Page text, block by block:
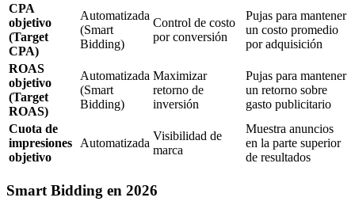
CPA
objetivo
(Target
CPA)
Automatizada
(Smart
Bidding)
Control de costo
por conversión
Pujas para mantener
un costo promedio
por adquisición
ROAS
objetivo
(Target
ROAS)
Automatizada
(Smart
Bidding)
Maximizar
retorno de
inversión
Pujas para mantener
un retorno sobre
gasto publicitario
Cuota de
impresiones
objetivo
Automatizada
Visibilidad de
marca
Muestra anuncios
en la parte superior
de resultados
Smart Bidding en 2026